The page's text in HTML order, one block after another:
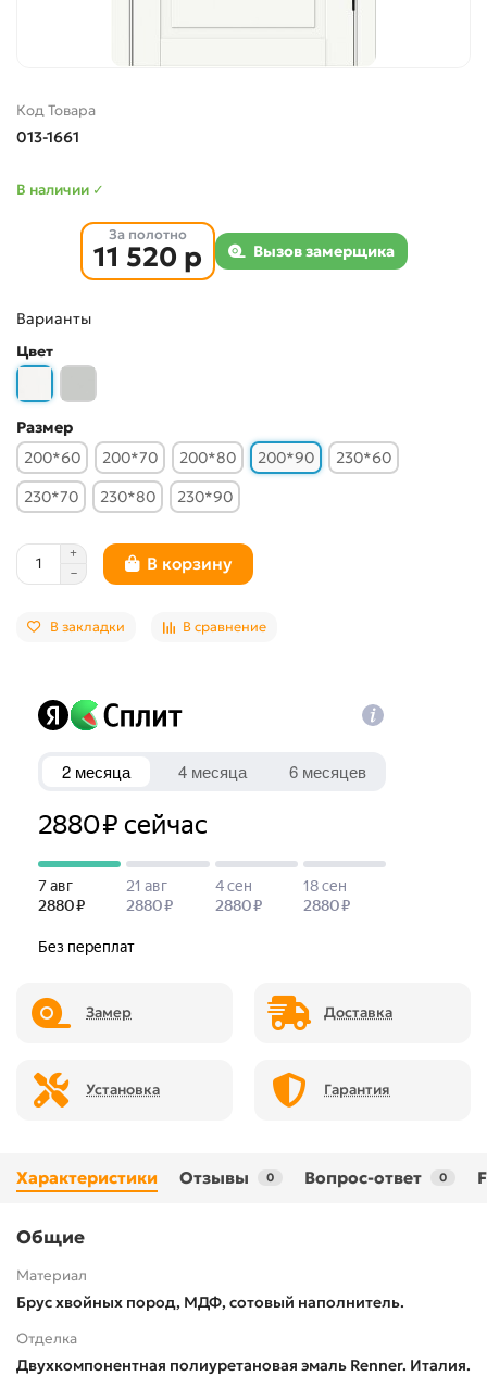
Код Товара
013-1661
В наличии ✓
За полотно
11 520 р Вызов замерщика
Варианты
Цвет
Размер
200*60
200*70 200*80 200*90
230*60
230*70
230*80 230*90
В корзину
В закладки В сравнение
Замер Доставка
Установка Гарантия
Характеристики Отзывы 0 Вопрос-ответ 0
Общие
Материал
Брус хвойных пород, МДФ, сотовый наполнитель.
Отделка
Двухкомпонентная полиуретановая эмаль Renner. Италия.